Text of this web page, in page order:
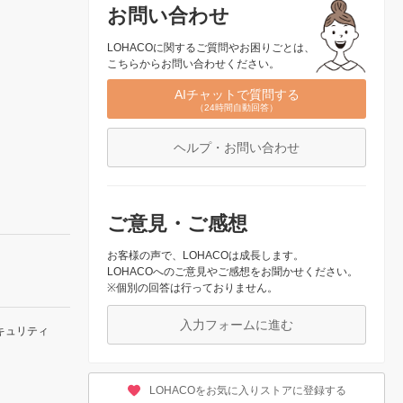
お問い合わせ
LOHACOに関するご質問やお困りごとは、
こちらからお問い合わせください。
AIチャットで質問する
（24時間自動回答）
ヘルプ・お問い合わせ
ご意見・ご感想
お客様の声で、LOHACOは成長します。
LOHACOへのご意見やご感想をお聞かせください。
※個別の回答は行っておりません。
入力フォームに進む
LOHACOをお気に入りストアに登録する
ュリティ